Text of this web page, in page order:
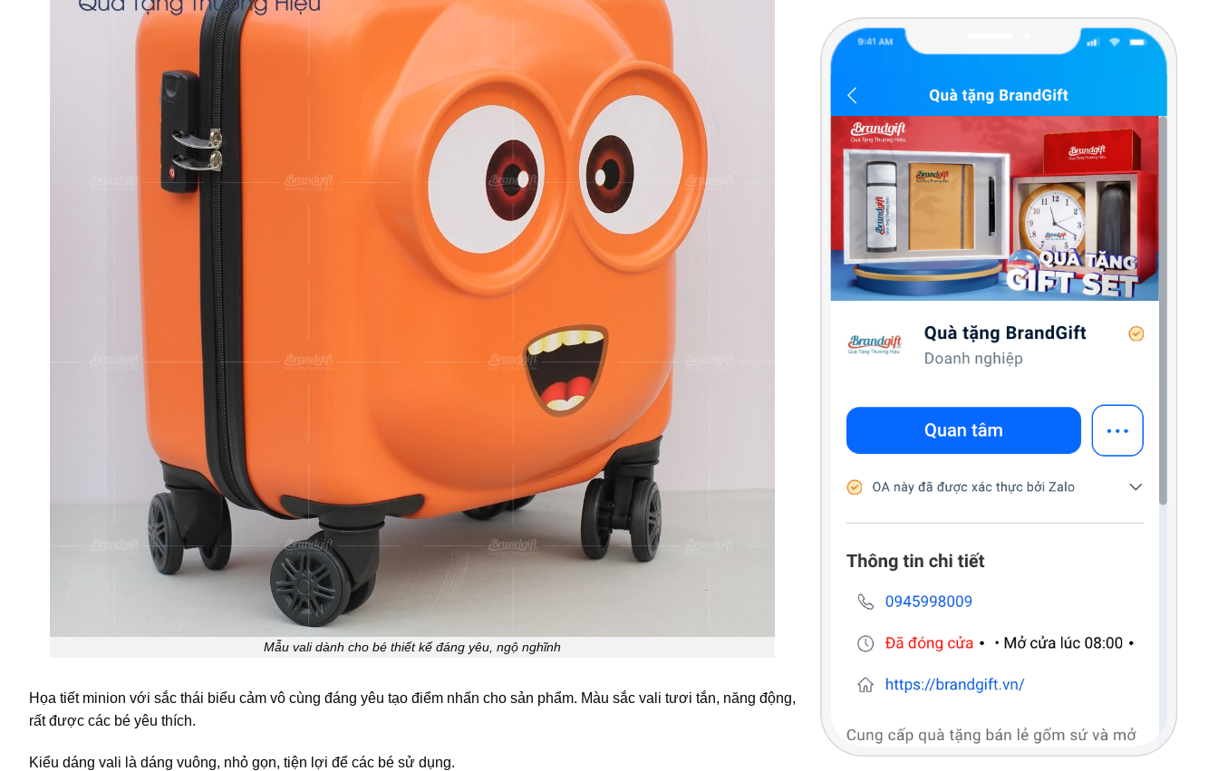
Mẫu vali dành cho bé thiết kế đáng yêu, ngộ nghĩnh
Họa tiết minion với sắc thái biểu cảm vô cùng đáng yêu tạo điểm nhấn cho sản phẩm. Màu sắc vali tươi tắn, năng động,
rất được các bé yêu thích.
Kiểu dáng vali là dáng vuông, nhỏ gọn, tiện lợi để các bé sử dụng.